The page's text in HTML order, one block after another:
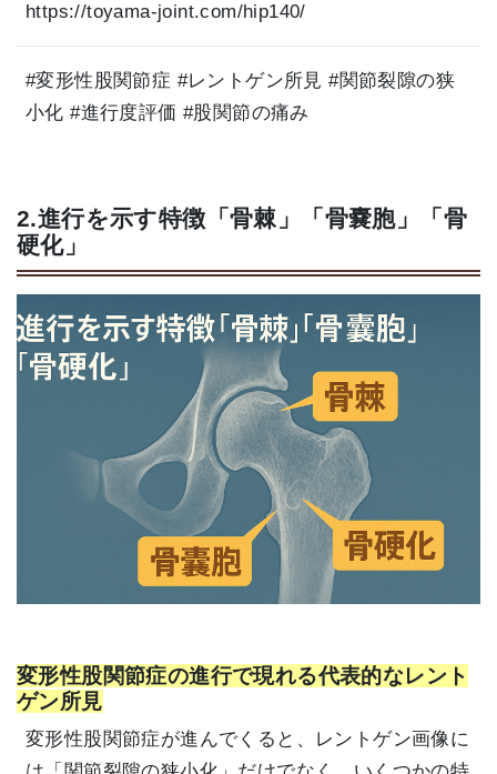
https://toyama-joint.com/hip140/
#変形性股関節症 #レントゲン所見 #関節裂隙の狭
小化 #進行度評価 #股関節の痛み
2.進行を示す特徴「骨棘」「骨嚢胞」「骨
硬化」
変形性股関節症の進行で現れる代表的なレント
ゲン所見
変形性股関節症が進んでくると、レントゲン画像に